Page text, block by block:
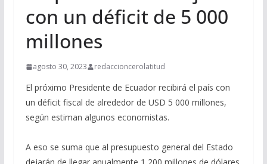
con un déficit de 5 000
millones
agosto 30, 2023 redaccioncerolatitud
El próximo Presidente de Ecuador recibirá el país con
un déficit fiscal de alrededor de USD 5 000 millones,
según estiman algunos economistas.
A eso se suma que al presupuesto general del Estado